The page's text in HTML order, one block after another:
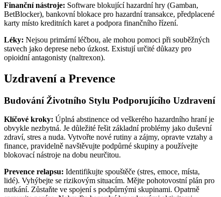
Finanční nástroje: Software blokující hazardní hry (Gamban,
BetBlocker), bankovní blokace pro hazardní transakce, předplacené
karty místo kreditních karet a podpora finančního řízení.
Léky: Nejsou primární léčbou, ale mohou pomoci při souběžných
stavech jako deprese nebo úzkost. Existují určité důkazy pro
opioidní antagonisty (naltrexon).
Uzdravení a Prevence
Budování Životního Stylu Podporujícího Uzdravení
Klíčové kroky: Úplná abstinence od veškerého hazardního hraní je
obvykle nezbytná. Je důležité řešit základní problémy jako duševní
zdraví, stres a nuda. Vytvořte nové rutiny a zájmy, opravte vztahy a
finance, pravidelně navštěvujte podpůrné skupiny a používejte
blokovací nástroje na dobu neurčitou.
Prevence relapsu: Identifikujte spouštěče (stres, emoce, místa,
lidé). Vyhýbejte se rizikovým situacím. Mějte pohotovostní plán pro
nutkání. Zůstaňte ve spojení s podpůrnými skupinami. Opatrně